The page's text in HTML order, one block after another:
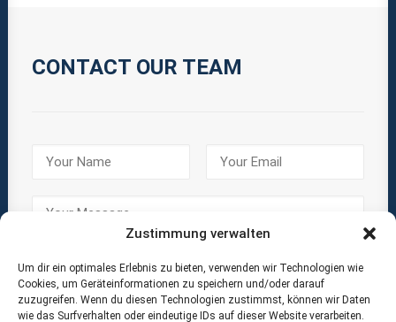
Zustimmung verwalten
Um dir ein optimales Erlebnis zu bieten, verwenden wir Technologien wie
Cookies, um Geräteinformationen zu speichern und/oder darauf
zuzugreifen. Wenn du diesen Technologien zustimmst, können wir Daten
wie das Surfverhalten oder eindeutige IDs auf dieser Website verarbeiten.
CONTACT OUR TEAM